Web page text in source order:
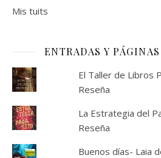
Mis tuits
ENTRADAS Y
El Taller de Libros
Reseña
La Estrategia del
Reseña
Buenos días- Laia